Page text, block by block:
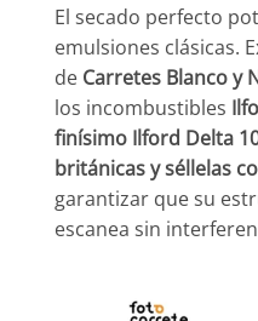
El secado perfecto
emulsiones clásicas.
de Carretes Blanco y
los incombustibles
finísimo Ilford Delta
británicas y séllelas
garantizar que su
escanea sin